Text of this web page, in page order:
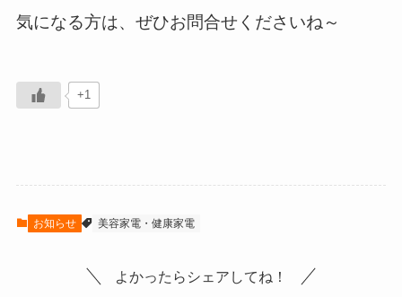
気になる方は、ぜひお問合せくださいね～
+1
お知らせ 美容家電・健康家電
よかったらシェアしてね！